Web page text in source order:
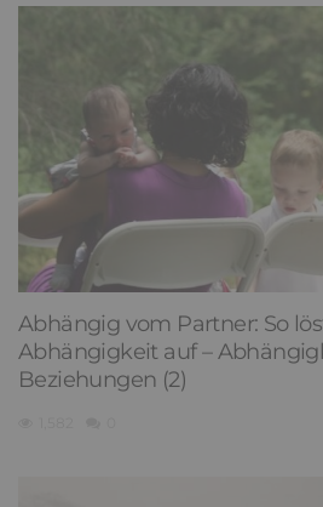
Abhängig vom Partner: So
Abhängigkeit auf –
Beziehungen (2)